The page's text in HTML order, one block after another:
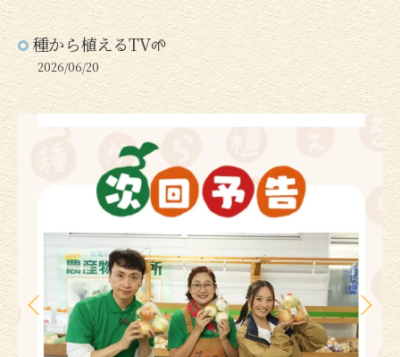
種から植えるTV🌱
2026/06/20